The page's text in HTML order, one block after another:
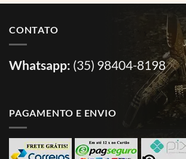
CONTATO
Whatsapp: (35) 98404-8198
PAGAMENTO E ENVIO